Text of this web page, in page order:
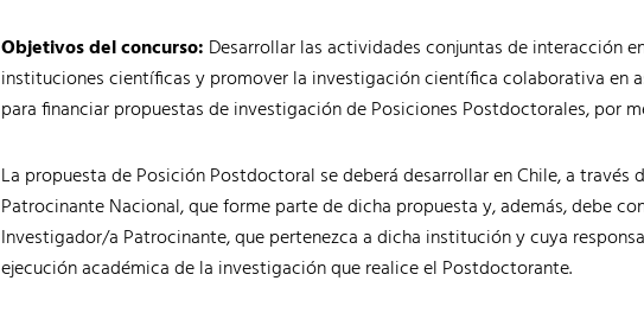
Objetivos del concurso: Desarrollar las actividades conjuntas de interacción
instituciones científicas y promover la investigación científica colaborativa en
para financiar propuestas de investigación de Posiciones Postdoctorales, por
La propuesta de Posición Postdoctoral se deberá desarrollar en Chile, a través
Patrocinante Nacional, que forme parte de dicha propuesta y, además, debe
Investigador/a Patrocinante, que pertenezca a dicha institución y cuya
ejecución académica de la investigación que realice el Postdoctorante.